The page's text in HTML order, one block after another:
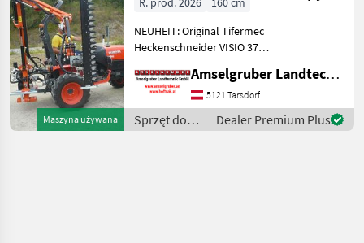
Maszyna używana
Vorschwenkung
NEUHEIT: Original Tifermec
Heckenschneider VISIO 370.
hydraulikzylinder zum nach
vorne schwenken der
Astschere. Ideal zum
ausschneiden hinter
Amselgruber Landtechnik GmbH
5121 Tarsdorf
Sprzęt do
pielęgnacji
Dealer Premium Plus